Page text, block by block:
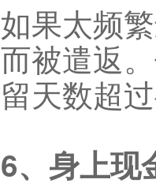
如果太频
而被遣返
留天数超
6、身上现